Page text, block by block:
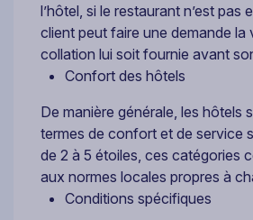
l’hôtel, si le restaurant n’est pas
client peut faire une demande la
collation lui soit fournie avant
Confort des hôtels
De manière générale, les hôtels
termes de confort et de service
de 2 à 5 étoiles, ces catégories
aux normes locales propres à
Conditions spécifiques